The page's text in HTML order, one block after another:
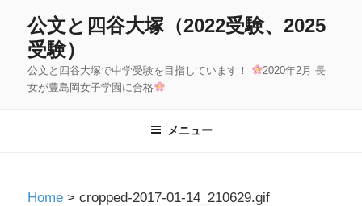
公文と四谷大塚（2022受験、2025
受験）
公文と四谷大塚で中学受験を目指しています！
2020年2月 長
女が豊島岡女子学園に合格
メニュー
Home> cropped-2017-01-14_210629.gif